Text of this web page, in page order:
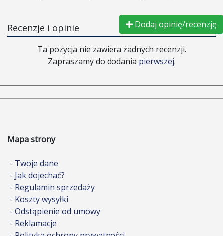
Recenzje i opinie Dodaj opinię/recenzję
Ta pozycja nie zawiera żadnych recenzji.
Zapraszamy do dodania pierwszej.
Mapa strony
- Twoje dane
- Jak dojechać?
- Regulamin sprzedaży
- Koszty wysyłki
- Odstąpienie od umowy
- Reklamacje